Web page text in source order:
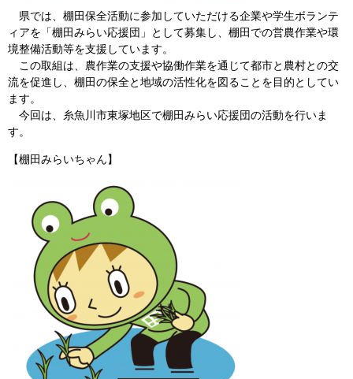
県では、棚田保全活動に参加していただける企業や学生ボランテ
ィアを「棚田みらい応援団」として募集し、棚田での営農作業や環
境整備活動等を支援しています。
この取組は、農作業の支援や協働作業を通じて都市と農村との交
流を促進し、棚田の保全と地域の活性化を図ることを目的としてい
ます。
今回は、糸魚川市東塚地区で棚田みらい応援団の活動を行いま
す。
【棚田みらいちゃん】